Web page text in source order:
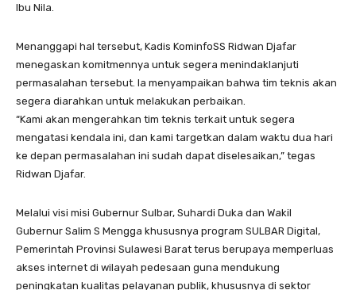
Ibu Nila.
Menanggapi hal tersebut, Kadis KominfoSS Ridwan Djafar
menegaskan komitmennya untuk segera menindaklanjuti
permasalahan tersebut. Ia menyampaikan bahwa tim teknis akan
segera diarahkan untuk melakukan perbaikan.
“Kami akan mengerahkan tim teknis terkait untuk segera
mengatasi kendala ini, dan kami targetkan dalam waktu dua hari
ke depan permasalahan ini sudah dapat diselesaikan,” tegas
Ridwan Djafar.
Melalui visi misi Gubernur Sulbar, Suhardi Duka dan Wakil
Gubernur Salim S Mengga khususnya program SULBAR Digital,
Pemerintah Provinsi Sulawesi Barat terus berupaya memperluas
akses internet di wilayah pedesaan guna mendukung
peningkatan kualitas pelayanan publik, khususnya di sektor